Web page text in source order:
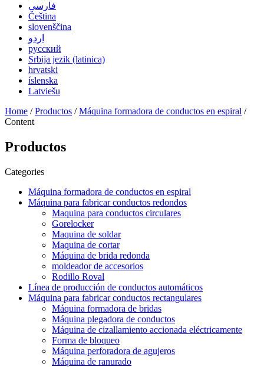
فارسی
Čeština
slovenščina
اردو
русский
Srbija jezik (latinica)
hrvatski
íslenska
Latviešu
Home /Productos /Máquina formadora de conductos en espiral /
Content
Productos
Categories
Máquina formadora de conductos en espiral
Máquina para fabricar conductos redondos
Maquina para conductos circulares
Gorelocker
Maquina de soldar
Maquina de cortar
Máquina de brida redonda
moldeador de accesorios
Rodillo Roval
Línea de producción de conductos automáticos
Máquina para fabricar conductos rectangulares
Máquina formadora de bridas
Máquina plegadora de conductos
Máquina de cizallamiento accionada eléctricamente
Forma de bloqueo
Máquina perforadora de agujeros
Máquina de ranurado